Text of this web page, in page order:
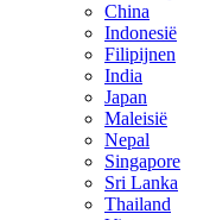
China
Indonesië
Filipijnen
India
Japan
Maleisië
Nepal
Singapore
Sri Lanka
Thailand